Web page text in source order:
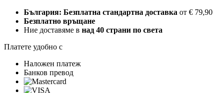
България: Безплатна стандартна доставка от € 79,90
Безплатно връщане
Ние доставяме в над 40 страни по света
Платете удобно с
Наложен платеж
Банков превод